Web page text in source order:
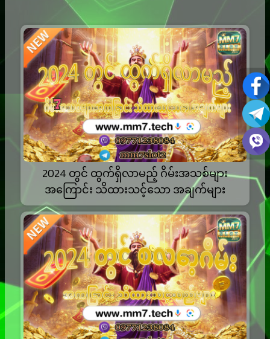
2024 တွင် ထွက်ရှိလာမည့် ဂိမ်းအသစ်များ
အကြောင်း သိထားသင့်သော အချက်များ